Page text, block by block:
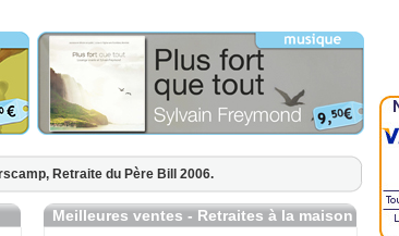
Retraite du Père Bill 2006.
Meilleures ventes - Retraites à la maison